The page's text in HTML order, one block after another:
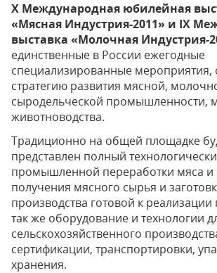
Х Международная юбилейная
«Мясная Индустрия-2011» и IX
выставка «Молочная Индустрия-
единственные в России ежегодные
специализированные
стратегию развития мясной,
сыродельческой промышленности,
животноводства.
Традиционно на общей площадке
представлен полный
промышленной переработки мяса
получения мясного сырья и
производства готовой к реализации
так же оборудование и технологии
сельскохозяйственного
сертификации, транспортировки,
хранения.